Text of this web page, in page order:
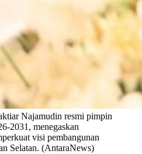
Najamudin resmi pimpin
2031, menegaskan
visi pembangunan
Selatan. (AntaraNews)